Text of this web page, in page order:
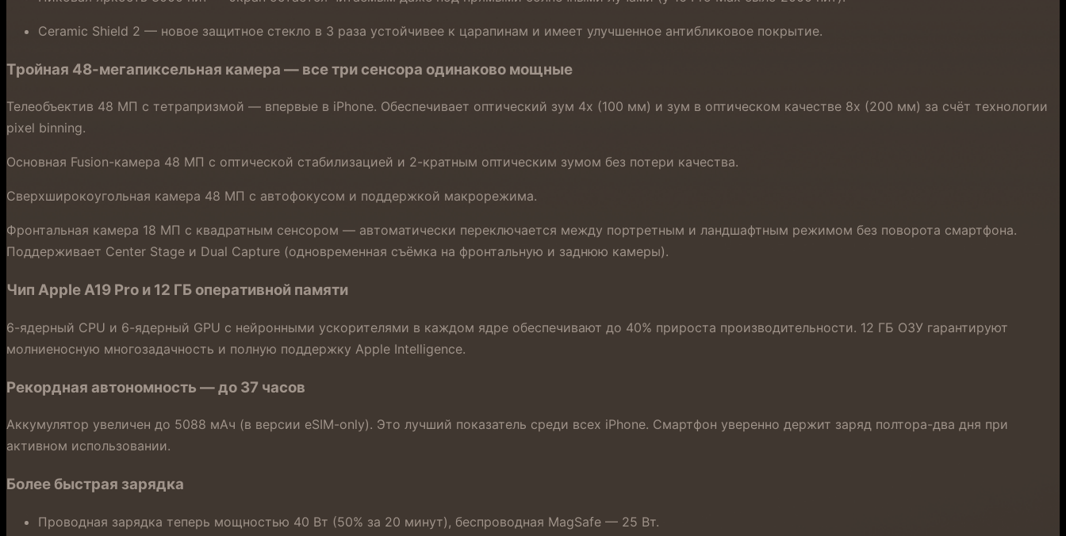
Ceramic Shield 2 — новое защитное стекло в 3 раза устойчивее к царапинам и имеет улучшенное антибликовое покрытие.
Тройная 48-мегапиксельная камера — все три сенсора одинаково мощные
Телеобъектив 48 МП с тетрапризмой — впервые в iPhone. Обеспечивает оптический зум 4x (100 мм) и зум в оптическом качестве 8x (200 мм) за счёт технологии
pixel binning.
Основная Fusion-камера 48 МП с оптической стабилизацией и 2-кратным оптическим зумом без потери качества.
Сверхширокоугольная камера 48 МП с автофокусом и поддержкой макрорежима.
Фронтальная камера 18 МП с квадратным сенсором — автоматически переключается между портретным и ландшафтным режимом без поворота смартфона.
Поддерживает Center Stage и Dual Capture (одновременная съёмка на фронтальную и заднюю камеры).
Чип Apple A19 Pro и 12 ГБ оперативной памяти
6-ядерный CPU и 6-ядерный GPU с нейронными ускорителями в каждом ядре обеспечивают до 40% прироста производительности. 12 ГБ ОЗУ гарантируют
молниеносную многозадачность и полную поддержку Apple Intelligence.
Рекордная автономность — до 37 часов
Аккумулятор увеличен до 5088 мАч (в версии eSIM-only). Это лучший показатель среди всех iPhone. Смартфон уверенно держит заряд полтора-два дня при
активном использовании.
Более быстрая зарядка
Проводная зарядка теперь мощностью 40 Вт (50% за 20 минут), беспроводная MagSafe — 25 Вт.